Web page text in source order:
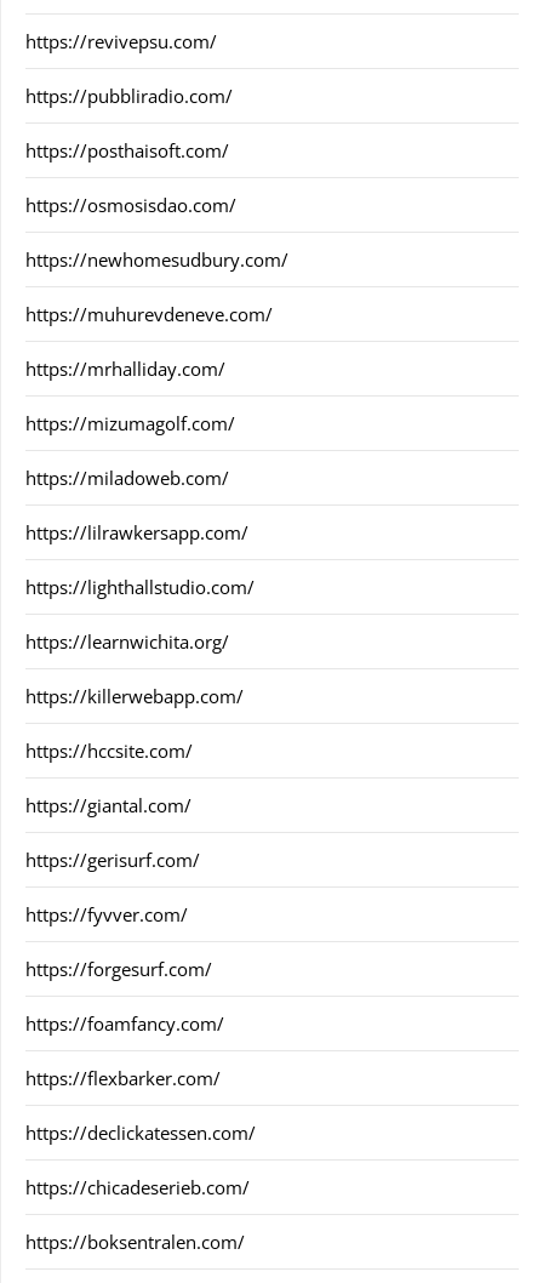
https://revivepsu.com/
https://pubbliradio.com/
https://posthaisoft.com/
https://osmosisdao.com/
https://newhomesudbury.com/
https://muhurevdeneve.com/
https://mrhalliday.com/
https://mizumagolf.com/
https://miladoweb.com/
https://lilrawkersapp.com/
https://lighthallstudio.com/
https://learnwichita.org/
https://killerwebapp.com/
https://hccsite.com/
https://giantal.com/
https://gerisurf.com/
https://fyvver.com/
https://forgesurf.com/
https://foamfancy.com/
https://flexbarker.com/
https://declickatessen.com/
https://chicadeserieb.com/
https://boksentralen.com/